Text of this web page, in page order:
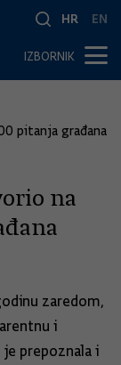
HR EN
IZBORNIK
pitanja građana
na
zaredom,
i
prepoznala i